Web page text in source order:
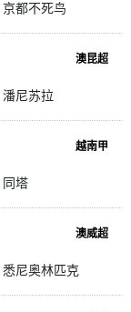
京都不死鸟
澳昆超
潘尼苏拉
越南甲
同塔
澳威超
悉尼奥林匹克